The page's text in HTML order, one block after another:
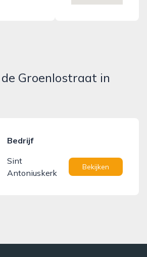
Groenlostraat in
Bedrijf
Sint
Antoniuskerk
Bekijken